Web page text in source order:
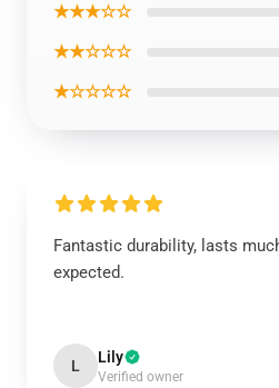
★★★☆☆
★★☆☆☆
★☆☆☆☆
Fantastic durability, lasts
expected.
L Lily
Verified owner